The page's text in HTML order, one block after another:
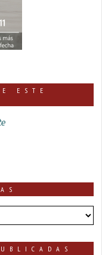
ESTE